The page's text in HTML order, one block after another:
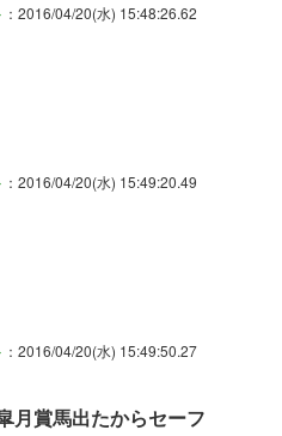
：2016/04/20(水) 15:48:26.62
：2016/04/20(水) 15:49:20.49
：2016/04/20(水) 15:49:50.27
月賞馬出たからセーフ